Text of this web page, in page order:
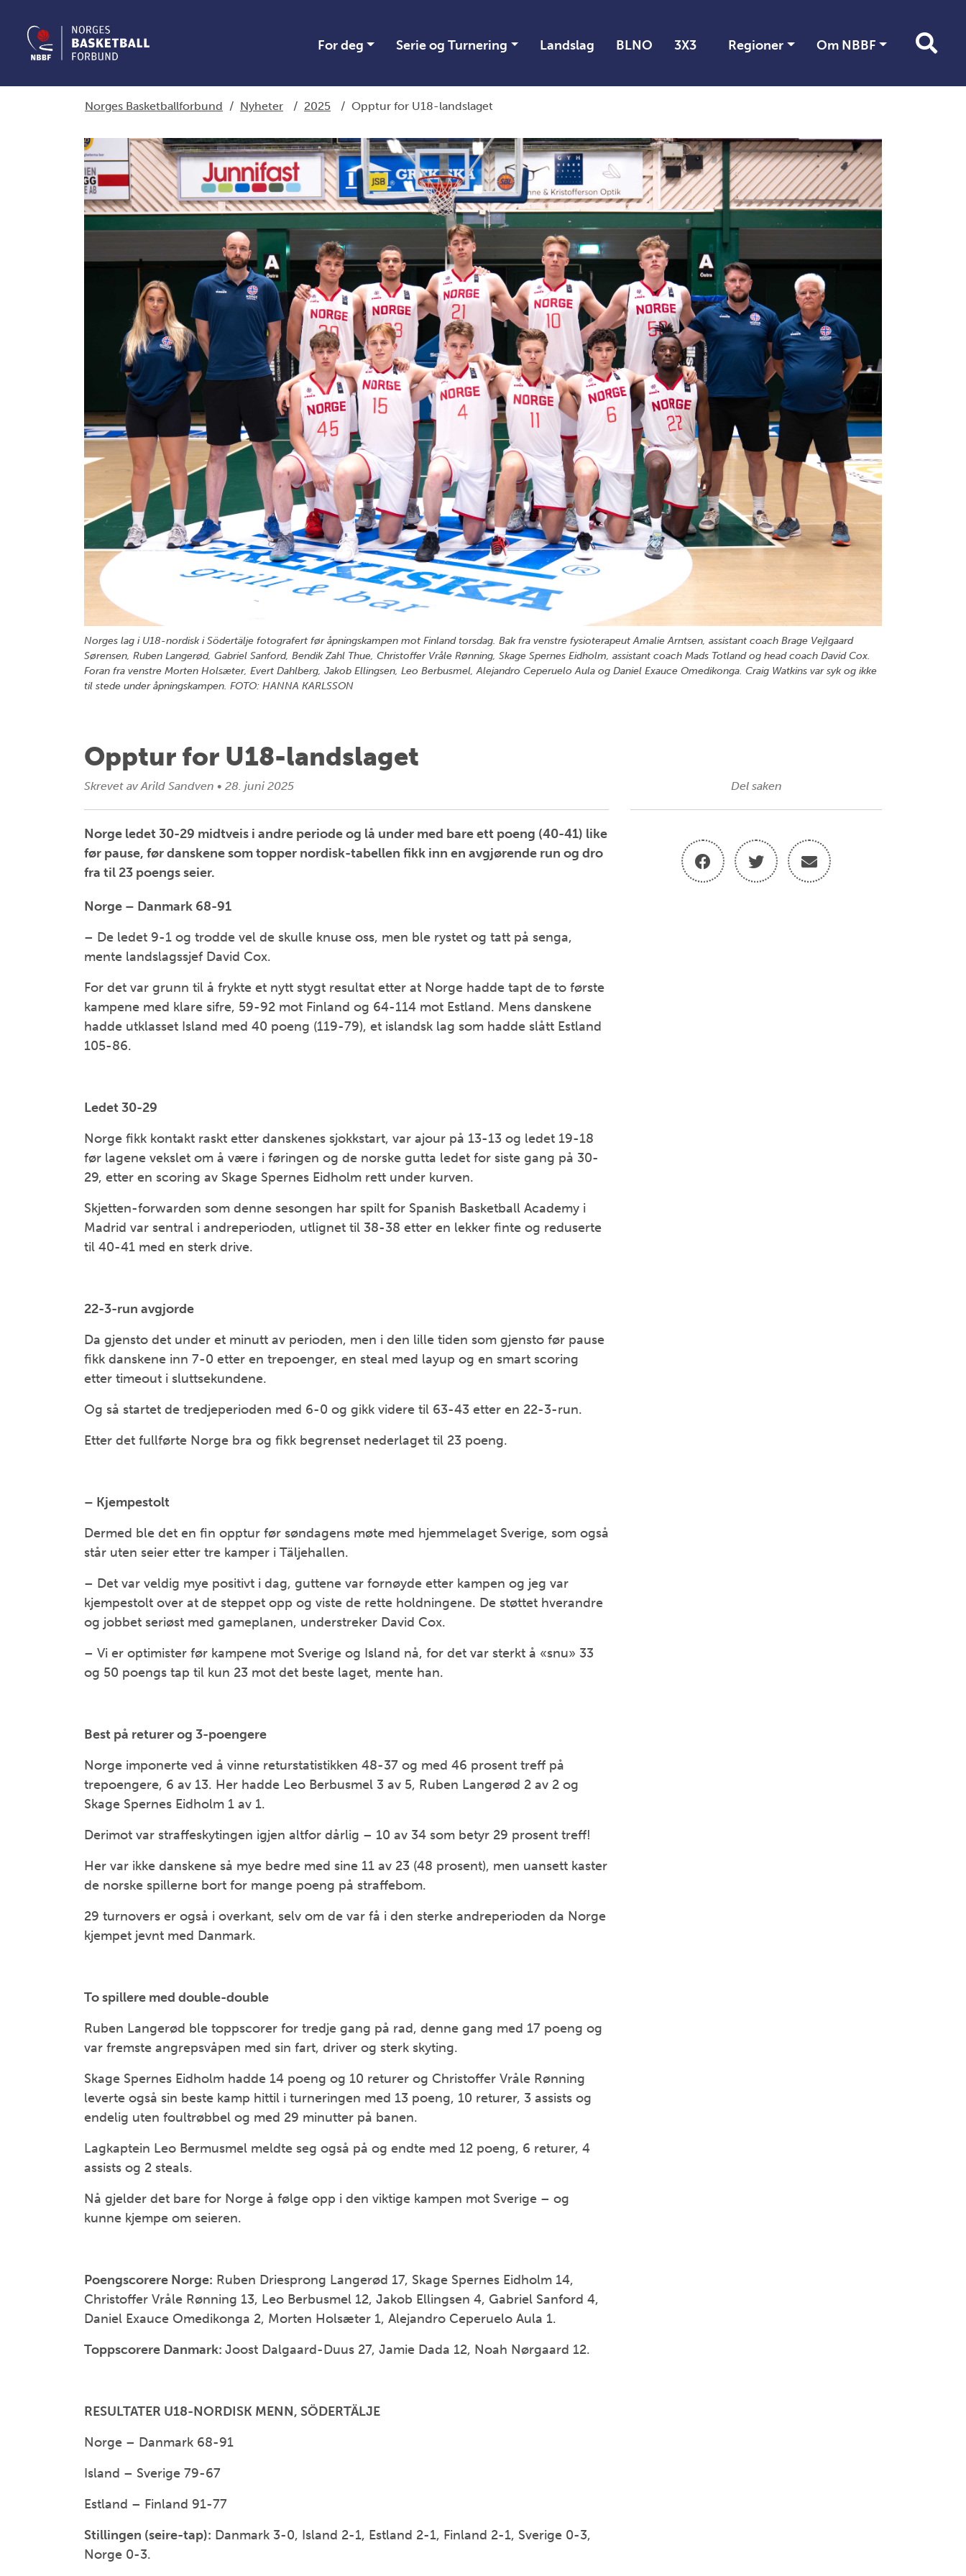
For deg Serie og Turnering Landslag BLNO 3X3 Regioner Om NBBF
Norges Basketballforbund / Nyheter / 2025 / Opptur for U18-landslaget
Norges lag i U18-nordisk i Södertälje fotografert før åpningskampen mot Finland torsdag. Bak fra venstre fysioterapeut Amalie Arntsen, assistant coach Brage Vejlgaard
Sørensen, Ruben Langerød, Gabriel Sanford, Bendik Zahl Thue, Christoffer Vråle Rønning, Skage Spernes Eidholm, assistant coach Mads Totland og head coach David Cox.
Foran fra venstre Morten Holsæter, Evert Dahlberg, Jakob Ellingsen, Leo Berbusmel, Alejandro Ceperuelo Aula og Daniel Exauce Omedikonga. Craig Watkins var syk og ikke
til stede under åpningskampen. FOTO: HANNA KARLSSON
Opptur for U18-landslaget
Skrevet av Arild Sandven • 28. juni 2025
Norge ledet 30-29 midtveis i andre periode og lå under med bare ett poeng (40-41) like
før pause, før danskene som topper nordisk-tabellen fikk inn en avgjørende run og dro
fra til 23 poengs seier.
Norge – Danmark 68-91
– De ledet 9-1 og trodde vel de skulle knuse oss, men ble rystet og tatt på senga,
mente landslagssjef David Cox.
For det var grunn til å frykte et nytt stygt resultat etter at Norge hadde tapt de to første
kampene med klare sifre, 59-92 mot Finland og 64-114 mot Estland. Mens danskene
hadde utklasset Island med 40 poeng (119-79), et islandsk lag som hadde slått Estland
105-86.
Ledet 30-29
Norge fikk kontakt raskt etter danskenes sjokkstart, var ajour på 13-13 og ledet 19-18
før lagene vekslet om å være i føringen og de norske gutta ledet for siste gang på 30-
29, etter en scoring av Skage Spernes Eidholm rett under kurven.
Skjetten-forwarden som denne sesongen har spilt for Spanish Basketball Academy i
Madrid var sentral i andreperioden, utlignet til 38-38 etter en lekker finte og reduserte
til 40-41 med en sterk drive.
22-3-run avgjorde
Da gjensto det under et minutt av perioden, men i den lille tiden som gjensto før pause
fikk danskene inn 7-0 etter en trepoenger, en steal med layup og en smart scoring
etter timeout i sluttsekundene.
Og så startet de tredjeperioden med 6-0 og gikk videre til 63-43 etter en 22-3-run.
Etter det fullførte Norge bra og fikk begrenset nederlaget til 23 poeng.
– Kjempestolt
Dermed ble det en fin opptur før søndagens møte med hjemmelaget Sverige, som også
står uten seier etter tre kamper i Täljehallen.
– Det var veldig mye positivt i dag, guttene var fornøyde etter kampen og jeg var
kjempestolt over at de steppet opp og viste de rette holdningene. De støttet hverandre
og jobbet seriøst med gameplanen, understreker David Cox.
– Vi er optimister før kampene mot Sverige og Island nå, for det var sterkt å «snu» 33
og 50 poengs tap til kun 23 mot det beste laget, mente han.
Best på returer og 3-poengere
Norge imponerte ved å vinne returstatistikken 48-37 og med 46 prosent treff på
trepoengere, 6 av 13. Her hadde Leo Berbusmel 3 av 5, Ruben Langerød 2 av 2 og
Skage Spernes Eidholm 1 av 1.
Derimot var straffeskytingen igjen altfor dårlig – 10 av 34 som betyr 29 prosent treff!
Her var ikke danskene så mye bedre med sine 11 av 23 (48 prosent), men uansett kaster
de norske spillerne bort for mange poeng på straffebom.
29 turnovers er også i overkant, selv om de var få i den sterke andreperioden da Norge
kjempet jevnt med Danmark.
To spillere med double-double
Ruben Langerød ble toppscorer for tredje gang på rad, denne gang med 17 poeng og
var fremste angrepsvåpen med sin fart, driver og sterk skyting.
Skage Spernes Eidholm hadde 14 poeng og 10 returer og Christoffer Vråle Rønning
leverte også sin beste kamp hittil i turneringen med 13 poeng, 10 returer, 3 assists og
endelig uten foultrøbbel og med 29 minutter på banen.
Lagkaptein Leo Bermusmel meldte seg også på og endte med 12 poeng, 6 returer, 4
assists og 2 steals.
Nå gjelder det bare for Norge å følge opp i den viktige kampen mot Sverige – og
kunne kjempe om seieren.
Poengscorere Norge: Ruben Driesprong Langerød 17, Skage Spernes Eidholm 14,
Christoffer Vråle Rønning 13, Leo Berbusmel 12, Jakob Ellingsen 4, Gabriel Sanford 4,
Daniel Exauce Omedikonga 2, Morten Holsæter 1, Alejandro Ceperuelo Aula 1.
Toppscorere Danmark: Joost Dalgaard-Duus 27, Jamie Dada 12, Noah Nørgaard 12.
RESULTATER U18-NORDISK MENN, SÖDERTÄLJE
Norge – Danmark 68-91
Island – Sverige 79-67
Estland – Finland 91-77
Stillingen (seire-tap): Danmark 3-0, Island 2-1, Estland 2-1, Finland 2-1, Sverige 0-3,
Norge 0-3.
Del saken